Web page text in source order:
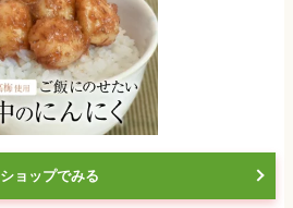
ショップでみる